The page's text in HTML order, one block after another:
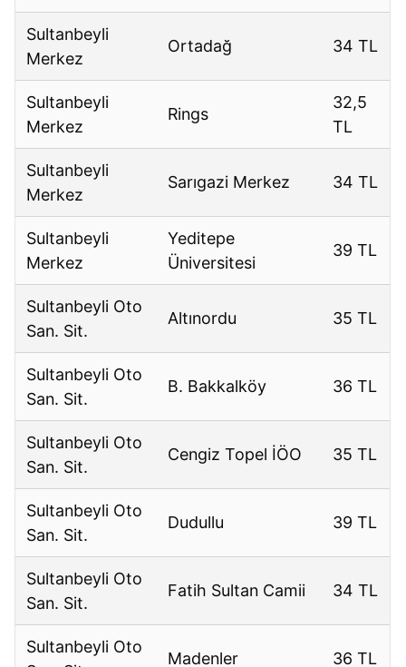
Sultanbeyli
Merkez
Ortadağ 34 TL
Sultanbeyli
Merkez
Rings
32,5
TL
Sultanbeyli
Merkez
Sarıgazi Merkez 34 TL
Sultanbeyli
Merkez
Yeditepe
Üniversitesi
39 TL
Sultanbeyli Oto
San. Sit.
Altınordu 35 TL
Sultanbeyli Oto
San. Sit.
B. Bakkalköy 36 TL
Sultanbeyli Oto
San. Sit.
Cengiz Topel İÖO 35 TL
Sultanbeyli Oto
San. Sit.
Dudullu 39 TL
Sultanbeyli Oto
San. Sit.
Fatih Sultan Camii 34 TL
Sultanbeyli Oto
Madenler 36 TL